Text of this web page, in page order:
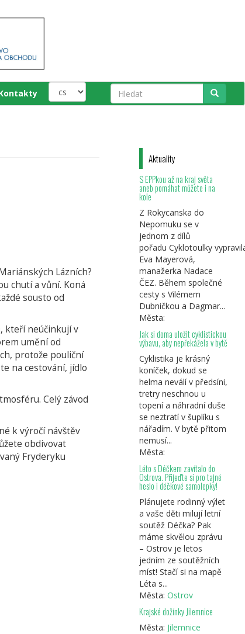
Hledat
Lázních?
chutí a vůní. Koná
sousto od
kteří neúčinkují v
umění od
protože pouliční
na cestování, jídlo
Celý závod
k výročí návštěv
obdivovat
Fryderyku
Aktuality
S EPPkou až na kraj světa
aneb pomáhat můžete i na
kole
Z Rokycanska do
Nepomuku se v
jednom z dílů
pořadu Cyklotoulky
Eva Mayerová,
manažerka Nadace
ČEZ. Během společné
cesty s Vilémem
Dubničkou a Dagmar...
Města:
Jak si doma uložit cyklistickou
výbavu, aby nepřekážela v bytě
Cyklistika je krásný
koníček, dokud se
helma neválí v předsíni,
tretry neschnou u
topení a náhradní duše
se neztratí v šuplíku s
nářadím. V bytě přitom
nemusí...
Města:
Léto s Déčkem zavítalo do
Ostrova. Přijeďte si pro tajné
heslo i déčkové samolepky!
Plánujete rodinný výlet
a vaše děti milují letní
soutěž Déčka? Pak
máme skvělou zprávu
– Ostrov je letos
jedním ze soutěžních
míst! Stačí si na mapě
Léta s...
Města: Ostrov
Krajské dožínky Jilemnice
Města: Jilemnice